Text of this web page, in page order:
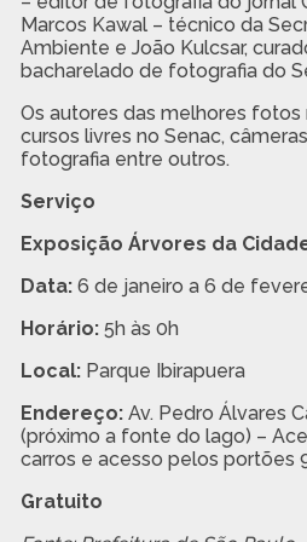
Marcos Kawal – técnico da
Ambiente e João Kulcsar,
bacharelado de fotografia do
Os autores das melhores
cursos livres no Senac,
fotografia entre outros.
Serviço
Exposição Árvores da
Data:6 de janeiro a 6 de
Horário:5h às 0h
Local:Parque Ibirapuera
Endereço:Av. Pedro Álvares
(próximo a fonte do lago) –
carros e acesso pelos portões
Gratuito